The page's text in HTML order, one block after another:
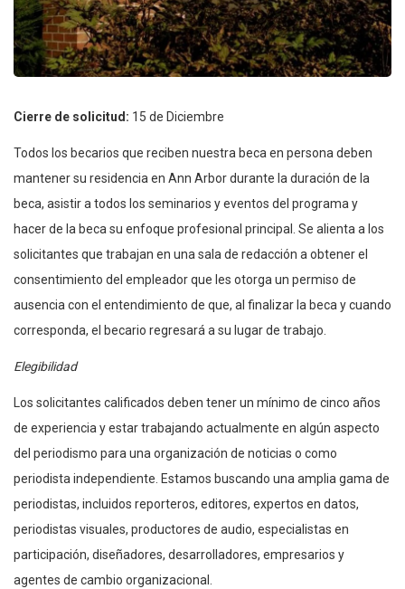
Cierre de solicitud: 15 de Diciembre
Todos los becarios que reciben nuestra beca en persona deben
mantener su residencia en Ann Arbor durante la duración de la
beca, asistir a todos los seminarios y eventos del programa y
hacer de la beca su enfoque profesional principal. Se alienta a los
solicitantes que trabajan en una sala de redacción a obtener el
consentimiento del empleador que les otorga un permiso de
ausencia con el entendimiento de que, al finalizar la beca y cuando
corresponda, el becario regresará a su lugar de trabajo.
Elegibilidad
Los solicitantes calificados deben tener un mínimo de cinco años
de experiencia y estar trabajando actualmente en algún aspecto
del periodismo para una organización de noticias o como
periodista independiente. Estamos buscando una amplia gama de
periodistas, incluidos reporteros, editores, expertos en datos,
periodistas visuales, productores de audio, especialistas en
participación, diseñadores, desarrolladores, empresarios y
agentes de cambio organizacional.